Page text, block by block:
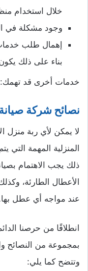
خلال استخدام
وجود مشكلة في
إهمال طلب خدمات
بناء على ذلك
خدمات أخرى قد تهمك:
نصائح شركة صيانة
لا يمكن لأي ربة منزل
المنزلية المهمة التي
ذلك يجب الاهتمام
الأعطال الطارئة،
عند مواجه أي عطل
انطلاقًا من حرصنا
بمجموعة من النصائح
وتتضح كما يلي: